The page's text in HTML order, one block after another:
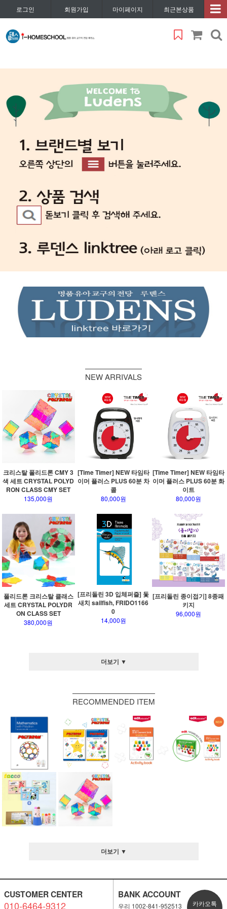
로그인 회원가입 마이페이지 최근본상품
NEW ARRIVALS
크리스탈 폴리드론 CMY 3
색 세트 CRYSTAL POLYD
RON CLASS CMY SET
135,000원
[Time Timer] NEW 타임타
이머 플러스 PLUS 60분 차
콜
80,000원
[Time Timer] NEW 타임타
이머 플러스 PLUS 60분 화
이트
80,000원
폴리드론 크리스탈 클래스
세트 CRYSTAL POLYDR
ON CLASS SET
380,000원
[프리돌린 3D 입체퍼즐] 돛
새치 sailfish, FRIDO1166
0
14,000원
[프리돌린 종이접기] 8종패
키지
96,000원
더보기 ▼
RECOMMENDED ITEM
더보기 ▼
CUSTOMER CENTER
010-6464-9312
BANK ACCOUNT
우리 1002-841-952513
카카오톡